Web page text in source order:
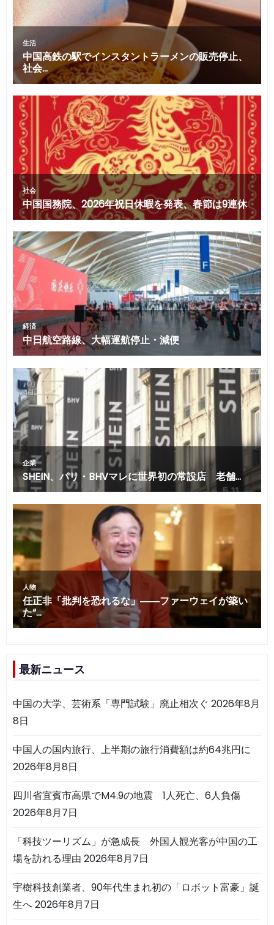
最新ニュース
中国の大学、芸術系「専門試験」廃止相次ぐ 2026年8月
8日
中国人の国内旅行、上半期の旅行消費額は約64兆円に
2026年8月8日
四川省宜賓市高県でM4.9の地震 1人死亡、6人負傷
2026年8月7日
「科技ツーリズム」が急成長 外国人観光客が中国の工
場を訪れる理由 2026年8月7日
宇樹科技創業者、90年代生まれ初の「ロボット富豪」誕
生へ2026年8月7日